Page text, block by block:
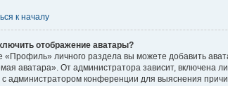
к началу
отображение аватары?
«Профиль» личного раздела вы можете добавить
аватара». От администратора зависит, включена
с администратором конференции для выяснения